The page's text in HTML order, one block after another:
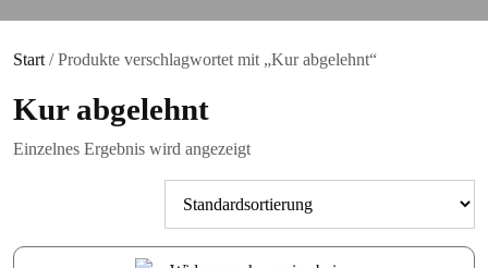
Start / Produkte verschlagwortet mit „Kur abgelehnt“
Kur abgelehnt
Einzelnes Ergebnis wird angezeigt